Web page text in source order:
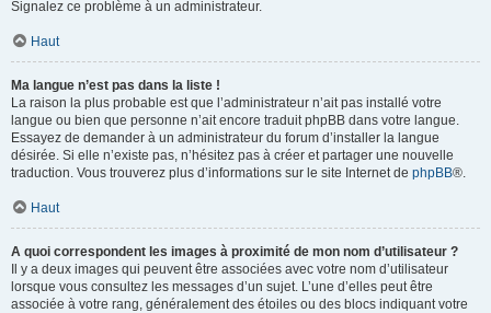
Signalez ce problème à un administrateur.
Haut
Ma langue n’est pas dans la liste !
La raison la plus probable est que l’administrateur n’ait pas installé votre
langue ou bien que personne n’ait encore traduit phpBB dans votre langue.
Essayez de demander à un administrateur du forum d’installer la langue
désirée. Si elle n’existe pas, n’hésitez pas à créer et partager une nouvelle
traduction. Vous trouverez plus d’informations sur le site Internet de phpBB®.
Haut
A quoi correspondent les images à proximité de mon nom d’utilisateur ?
Il y a deux images qui peuvent être associées avec votre nom d’utilisateur
lorsque vous consultez les messages d’un sujet. L’une d’elles peut être
associée à votre rang, généralement des étoiles ou des blocs indiquant votre